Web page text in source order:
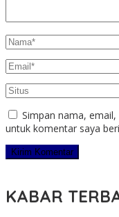
Simpan nama,
untuk komentar saya
KABAR